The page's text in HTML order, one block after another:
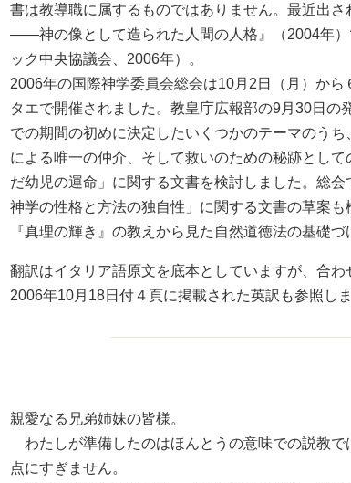
書は教導職に属するものではありません。最近出
――神の像として造られた人間の人格』（2004年）
ック中央協議会、2006年）。
2006年の国際神学委員会総会は10月2日（月）か
タエで開催されました。教皇庁広報部の9月30日の
での期間の初めに決定したいくつかのテーマのう
による唯一の仲介、そして救いのための秘跡とし
だ幼児の運命」に関する文書を検討しました。総
神学の性格と方法の独自性」に関する文書の草案
『真理の輝き』の教えから見た自然道徳法の基礎
翻訳はイタリア語原文を底本としていますが、合
2006年10月18日付４頁に掲載された英訳も参照し
親愛なる兄弟姉妹の皆様。
わたしが準備したのはほんとうの意味での説教
点にすぎません。